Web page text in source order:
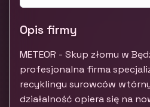
Opis firmy
METEOR - Skup złomu w
profesjonalna firma
recyklingu surowców
działalność opiera się na